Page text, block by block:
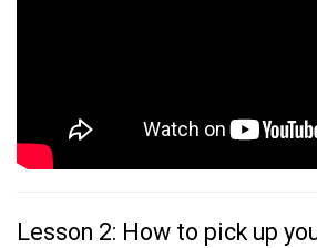
Lesson 2: How to pick up